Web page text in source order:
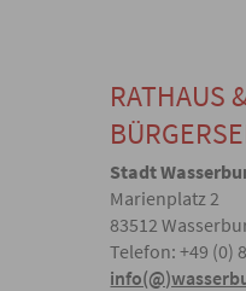
RATHAUS
Stadt
Marienplatz 2
83512
Telefon: +49 (0)